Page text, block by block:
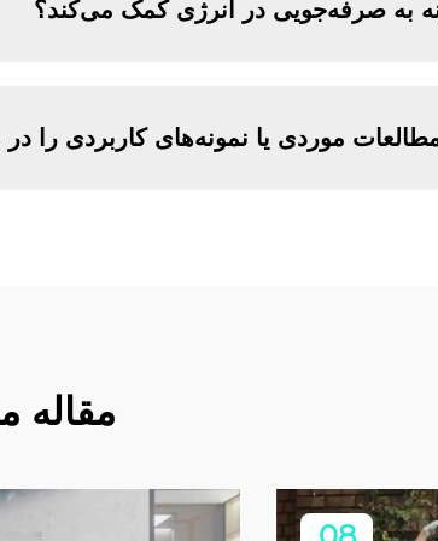
به صرفه‌جویی در انرژی کمک می‌کند؟
مطالعات موردی یا نمونه‌های کاربردی را
مقاله